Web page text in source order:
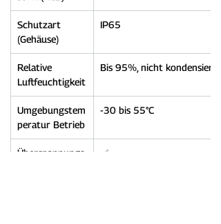
Schutzart
(Gehäuse)
IP65
Relative
Luftfeuchtigkeit
Bis 95%, nicht
Umgebungstem
peratur Betrieb
-30 bis 55°C
Überspannungs
✅